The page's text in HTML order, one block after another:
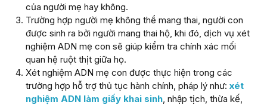
của người mẹ hay không.
Trường hợp người mẹ không thể mang thai, người con
được sinh ra bởi người mang thai hộ, khi đó, dịch vụ xét
nghiệm ADN mẹ con sẽ giúp kiểm tra chính xác mối
quan hệ ruột thịt giữa họ.
Xét nghiệm ADN mẹ con được thực hiện trong các
trường hợp hỗ trợ thủ tục hành chính, pháp lý như: xét
nghiệm ADN làm giấy khai sinh, nhập tịch, thừa kế,